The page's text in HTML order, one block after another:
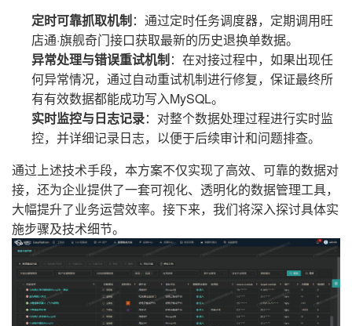
定时可靠抓取机制：通过定时任务调度器，定期调用旺
店通·旗舰奇门接口获取最新的历史退换单数据。
异常处理与错误重试机制：在对接过程中，如果出现任
何异常情况，通过自动重试机制进行修复，保证最终所
有有效数据都能成功写入MySQL。
实时监控与日志记录：对整个数据处理过程进行实时监
控，并详细记录日志，以便于后续审计和问题排查。
通过上述技术手段，本方案不仅实现了高效、可靠的数据对
接，还为企业提供了一套可视化、透明化的数据管理工具，
大幅提升了业务运营效率。接下来，我们将深入探讨具体实
施步骤及技术细节。